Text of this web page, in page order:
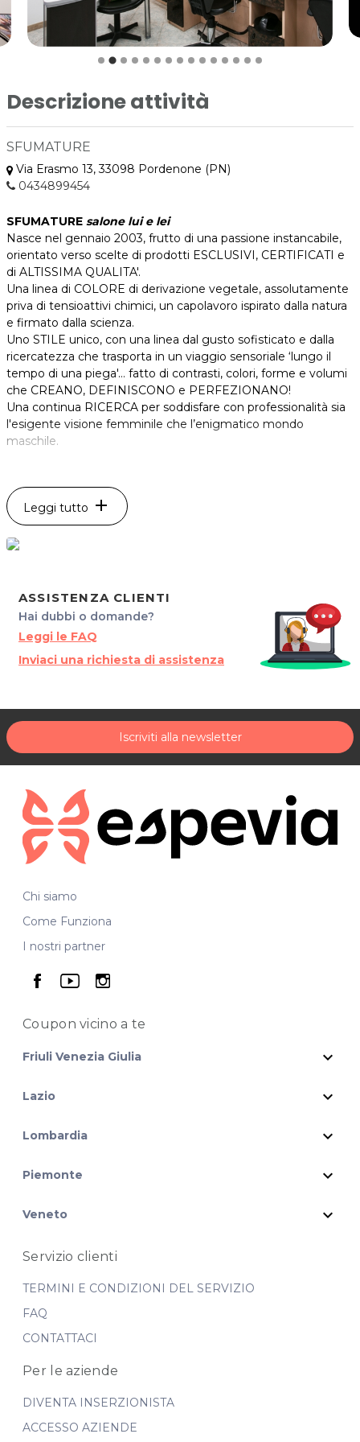
Descrizione attività
SFUMATURE
Via Erasmo 13, 33098 Pordenone (PN)
0434899454
SFUMATURE salone lui e lei
Nasce nel gennaio 2003, frutto di una passione instancabile,
orientato verso scelte di prodotti ESCLUSIVI, CERTIFICATI e
di ALTISSIMA QUALITA'.
Una linea di COLORE di derivazione vegetale, assolutamente
priva di tensioattivi chimici, un capolavoro ispirato dalla natura
e firmato dalla scienza.
Uno STILE unico, con una linea dal gusto sofisticato e dalla
ricercatezza che trasporta in un viaggio sensoriale ‘lungo il
tempo di una piega'… fatto di contrasti, colori, forme e volumi
che CREANO, DEFINISCONO e PERFEZIONANO!
Una continua RICERCA per soddisfare con professionalità sia
l'esigente visione femminile che l’enigmatico mondo
maschile.
MART. MERC.GIOV.
Mattina 9.00 - 12.00
Pomeriggio 14.30 - 19.30
VEN. 13.00 - 21.00
SFUMATURE
di Pellarin Tamara
33098 Valvasone (PN)
P.IVA.01482650932
acquisto scrivi aposta@espevia.it
Leggi tutto add
ASSISTENZA CLIENTI
Hai dubbi o domande?
Leggi le FAQ
Inviaci una richiesta di assistenza
Iscriviti alla newsletter
Chi siamo
Come Funziona
I nostri partner
seguici su facebook
seguici su youtube
seguici su instagram
Coupon vicinoa te
Friuli Venezia Giulia expand_more
Lazio expand_more
Lombardia expand_more
Piemonte expand_more
Veneto expand_more
Servizio clienti
TERMINI E CONDIZIONI DEL SERVIZIO
FAQ
CONTATTACI
Per le aziende
DIVENTA INSERZIONISTA
ACCESSO AZIENDE